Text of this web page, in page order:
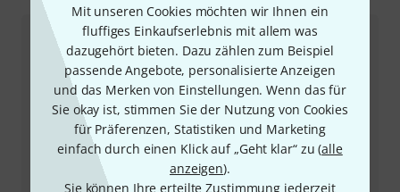
Mit unseren Cookies möchten wir Ihnen ein
fluffiges Einkaufserlebnis mit allem was
dazugehört bieten. Dazu zählen zum Beispiel
passende Angebote, personalisierte Anzeigen
und das Merken von Einstellungen. Wenn das für
Sie okay ist, stimmen Sie der Nutzung von Cookies
für Präferenzen, Statistiken und Marketing
einfach durch einen Klick auf „Geht klar“ zu (alle
anzeigen).
Sie können Ihre erteilte Zustimmung jederzeit
Testbericht